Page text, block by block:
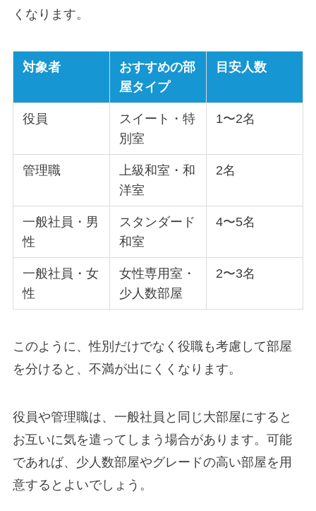
くなります。
対象者
おすすめの部
屋タイプ
目安人数
役員
スイート・特
別室
1〜2名
管理職
上級和室・和
洋室
2名
一般社員・男
性
スタンダード
和室
4〜5名
一般社員・女
性
女性専用室・
少人数部屋
2〜3名
このように、性別だけでなく役職も考慮して部屋
を分けると、不満が出にくくなります。
役員や管理職は、一般社員と同じ大部屋にすると
お互いに気を遣ってしまう場合があります。可能
であれば、少人数部屋やグレードの高い部屋を用
意するとよいでしょう。